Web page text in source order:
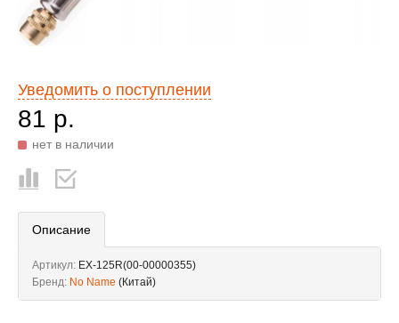
Уведомить о поступлении
81 р.
нет в наличии
Описание
Артикул: EX-125R(00-00000355)
Бренд: No Name (Китай)